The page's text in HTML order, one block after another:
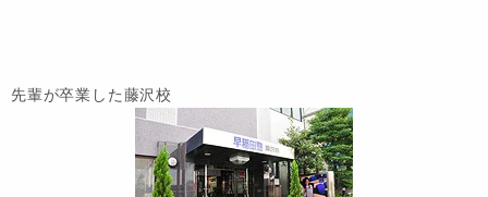
先輩が卒業した藤沢校